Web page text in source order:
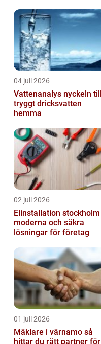
04 juli 2026
Vattenanalys nyckeln till
tryggt dricksvatten
hemma
02 juli 2026
Elinstallation stockholm
moderna och säkra
lösningar för företag
01 juli 2026
Mäklare i värnamo så
hittar du rätt partner för